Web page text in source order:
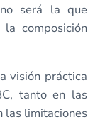
será la que
composición
visión práctica
tanto en las
las limitaciones